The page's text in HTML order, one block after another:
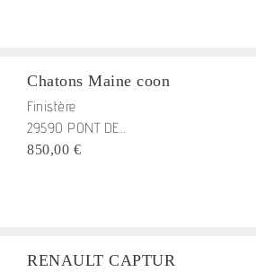
Chatons Maine coon
Finistère
29590 PONT DE...
850,00 €
RENAULT CAPTUR